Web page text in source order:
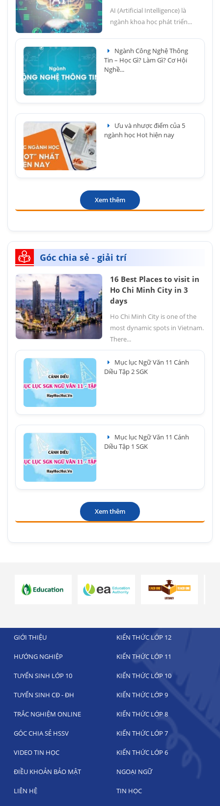
AI (Artificial Intelligence) là
ngành khoa học phát triển...
Ngành Công Nghệ Thông
Tin – Học Gì? Làm Gì? Cơ Hội
Nghề...
Ưu và nhược điểm của 5
ngành học Hot hiện nay
Xem thêm
Góc chia sẻ - giải trí
16 Best Places to visit in
Ho Chi Minh City in 3
days
Ho Chi Minh City is one of the
most dynamic spots in Vietnam.
There...
Mục lục Ngữ Văn 11 Cánh
Diều Tập 2 SGK
Mục lục Ngữ Văn 11 Cánh
Diều Tập 1 SGK
Xem thêm
GIỚI THIỆU KIẾN THỨC LỚP 12
HƯỚNG NGHIỆP KIẾN THỨC LỚP 11
TUYỂN SINH LỚP 10 KIẾN THỨC LỚP 10
TUYỂN SINH CĐ - ĐH KIẾN THỨC LỚP 9
TRẮC NGHIỆM ONLINE KIẾN THỨC LỚP 8
GÓC CHIA SẺ HSSV KIẾN THỨC LỚP 7
VIDEO TIN HỌC KIẾN THỨC LỚP 6
ĐIỀU KHOẢN BẢO MẬT NGOẠI NGỮ
LIÊN HỆ TIN HỌC